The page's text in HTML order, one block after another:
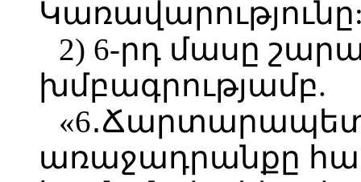
2) 6-րդ մասը
խմբագրությամբ.
առաջադրանքը